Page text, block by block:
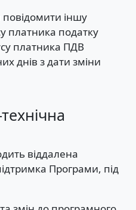
повідомити іншу
платника податку
платника ПДВ
днів з дати зміни
віддалена
Програми, під